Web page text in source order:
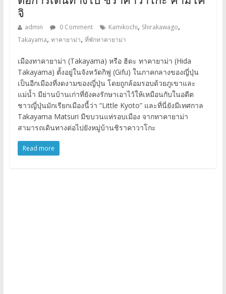
จิ
admin 0 Comment Kamikochi, Shirakawago,
Takayama, ทาคายาม่า, ที่พักทาคายาม่า
เมืองทาคายาม่า (Takayama) หรือ ฮิดะ ทาคายาม่า (Hida
Takayama) ตั้งอยู่ในจังหวัดกิฟู (Gifu) ในภาคกลางของญี่ปุ่น
เป็นอีกเมืองที่งดงามของญี่ปุ่น โดยถูกล้อมรอบด้วยภูเขาและ
แม่น้ำ มีย่านบ้านเก่าที่ยังคงรักษาเอาไว้ให้เหมือนกับในอดีต
ชาวญี่ปุ่นมักเรียกเมืองนี้ว่า “Little Kyoto” และที่นี่ยังมีเทศกาล
Takayama Matsuri มีขบวนแห่รอบเมือง จากทาคายาม่า
สามารถเดินทางต่อไปยังหมู่บ้านชิราคาวาโกะ
Read more